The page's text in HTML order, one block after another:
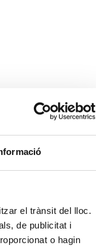
el trànsit del lloc.
de publicitat i
o hagin